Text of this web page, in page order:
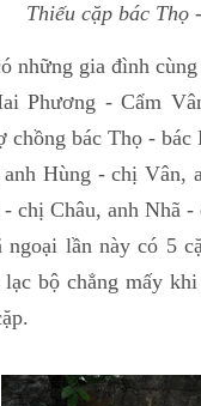
Thiếu cặp bác
những gia đình
Phương - Cẩm
chồng bác Thọ -
Hùng - chị Vân,
chị Châu, anh Nhã
lần này có 5
lạc bộ chẳng mấy